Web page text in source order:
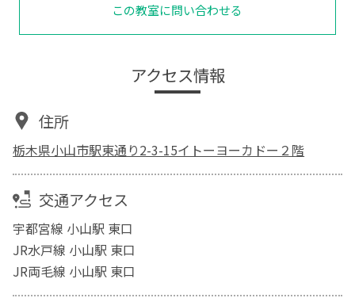
この教室に問い合わせる
アクセス情報
住所
栃木県小山市駅東通り2-3-15イトーヨーカドー２階
交通アクセス
宇都宮線 小山駅 東口
JR水戸線 小山駅 東口
JR両毛線 小山駅 東口